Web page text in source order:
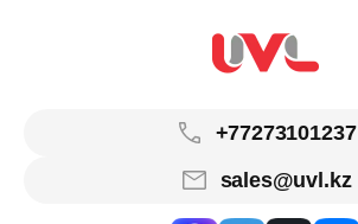
+77273101237
sales@uvl.kz